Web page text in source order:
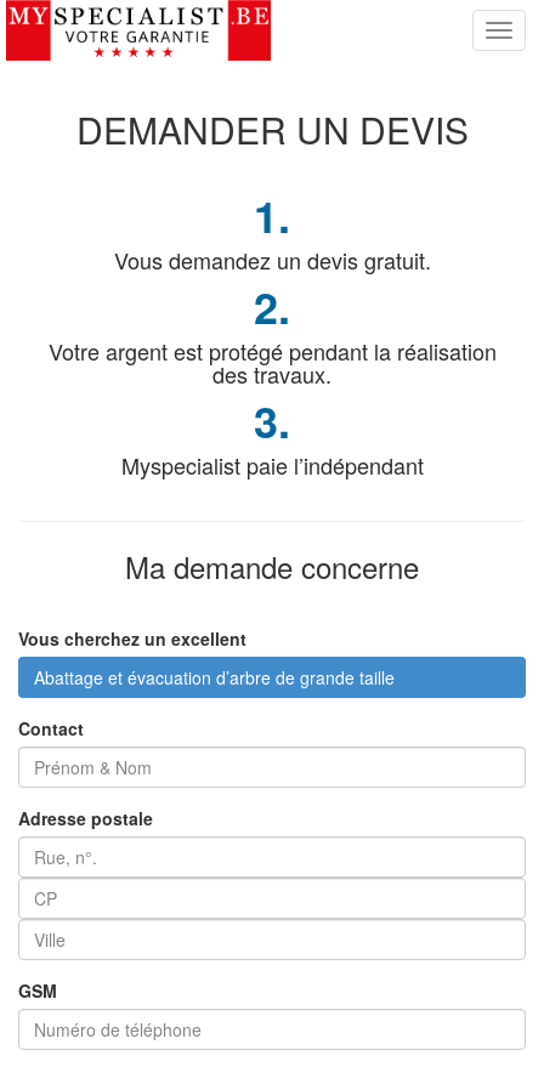
S
w
DEMANDER UN DEVIS
1.
Vous demandez un devis gratuit.
2.
Votre argent est protégé pendant la réalisation
des travaux.
3.
Myspecialist paie l’indépendant
Ma demande concerne
Vous cherchez un excellent
Abattage et évacuation d’arbre de grande taille
Contact
Adresse postale
GSM